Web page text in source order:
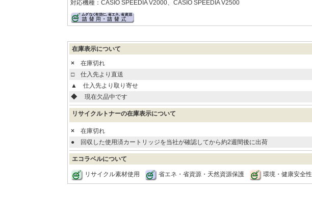
対応機種：CASIO SPEEDIA V2000、CASIO SPEEDIA V2500
在庫表示について
× 在庫切れ
□仕入先より直送
▲
仕入先より取り寄せ
◆
現在欠品中です
リサイクルトナーの在庫表示について
× 在庫切れ
● 回収した使用済カートリッジを当社が確認してから約2週間後に出荷
エコラベルについて
リサイクル素材使用 省エネ・省資源・天然資源保護 環境・健康安全性